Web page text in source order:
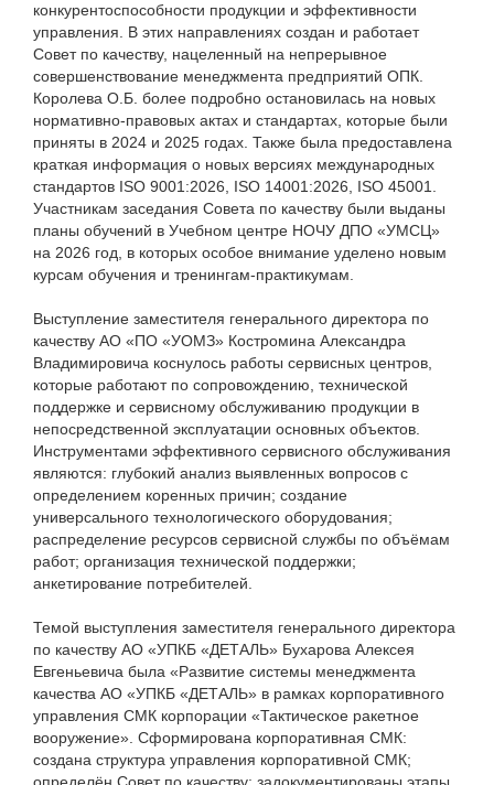
конкурентоспособности продукции и эффективности
управления. В этих направлениях создан и работает
Совет по качеству, нацеленный на непрерывное
совершенствование менеджмента предприятий ОПК.
Королева О.Б. более подробно остановилась на новых
нормативно-правовых актах и стандартах, которые были
приняты в 2024 и 2025 годах. Также была предоставлена
краткая информация о новых версиях международных
стандартов ISO 9001:2026, ISO 14001:2026, ISO 45001.
Участникам заседания Совета по качеству были выданы
планы обучений в Учебном центре НОЧУ ДПО «УМСЦ»
на 2026 год, в которых особое внимание уделено новым
курсам обучения и тренингам-практикумам.
Выступление заместителя генерального директора по
качеству АО «ПО «УОМЗ» Костромина Александра
Владимировича коснулось работы сервисных центров,
которые работают по сопровождению, технической
поддержке и сервисному обслуживанию продукции в
непосредственной эксплуатации основных объектов.
Инструментами эффективного сервисного обслуживания
являются: глубокий анализ выявленных вопросов с
определением коренных причин; создание
универсального технологического оборудования;
распределение ресурсов сервисной службы по объёмам
работ; организация технической поддержки;
анкетирование потребителей.
Темой выступления заместителя генерального директора
по качеству АО «УПКБ «ДЕТАЛЬ» Бухарова Алексея
Евгеньевича была «Развитие системы менеджмента
качества АО «УПКБ «ДЕТАЛЬ» в рамках корпоративного
управления СМК корпорации «Тактическое ракетное
вооружение». Сформирована корпоративная СМК:
создана структура управления корпоративной СМК;